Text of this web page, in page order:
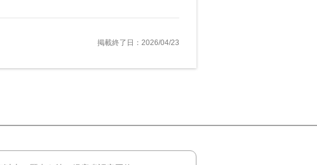
掲載終了日：2026/04/23